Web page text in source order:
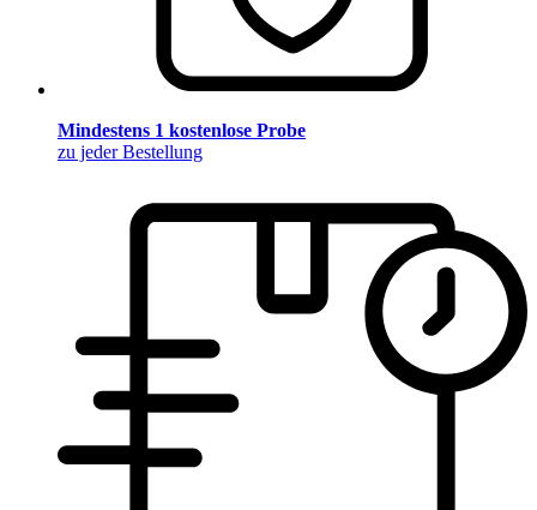
Mindestens 1 kostenlose Probe
zu jeder Bestellung